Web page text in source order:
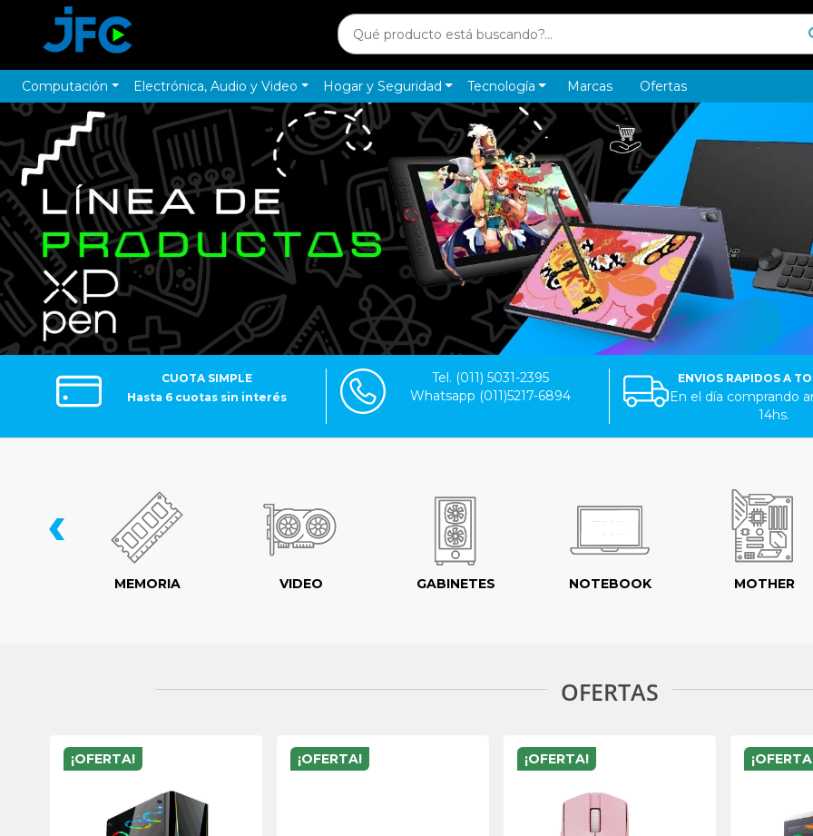
Computación Electrónica, Audio y Video Hogar y Seguridad Tecnología Marcas Ofertas
CUOTA SIMPLE
Hasta 6 cuotas sin interés
Tel. (011) 5031-2395
Whatsapp (011)5217-6894
ENVIOS RAPIDOS A
En el día comprando
14hs.
MEMORIA VIDEO GABINETES NOTEBOOK MOTHER
‹
OFERTAS
¡OFERTA! ¡OFERTA! ¡OFERTA!